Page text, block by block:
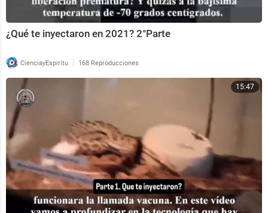
¿Qué te inyectaron en 2021? 2°Parte
CienciayEspiritu | 168 Reproducciones
15:47